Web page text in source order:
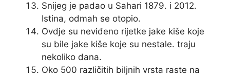
Snijeg je padao u Sahari 1879. i 2012.
Istina, odmah se otopio.
Ovdje su neviđeno rijetke jake kiše koje
su bile jake kiše koje su nestale. traju
nekoliko dana.
Oko 500 različitih biljnih vrsta raste na